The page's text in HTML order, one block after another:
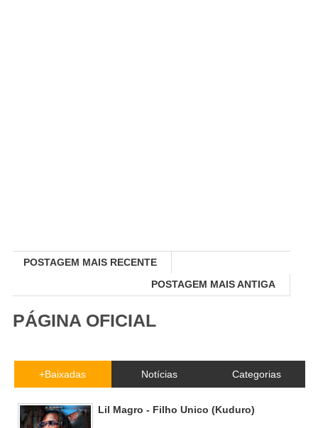
POSTAGEM MAIS RECENTE
POSTAGEM MAIS ANTIGA
PÁGINA OFICIAL
+Baixadas Notícias Categorias
Lil Magro - Filho Unico (Kuduro)